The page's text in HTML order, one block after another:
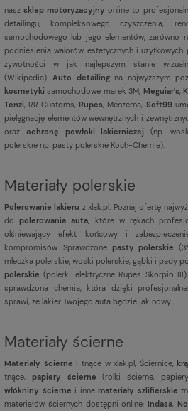
naszsklep motoryzacyjny online to
detailingu, kompleksowego czyszczenia,
samochodowego lub jego elementów, zarówno
podniesienia walorów estetycznych i użytkowych
żywotności w jak najlepszym stanie
(Wikipedia). Auto detailingna najwyższym
kosmetykisamochodowe marek 3M, Meguiar's
Tenzi , RR Customs, Rupes , Menzerna, Soft99
pielęgnację elementów wewnętrznych i
oraz ochronę powłoki lakierniczej (np.
polerskie np. pasty polerskie Koch-Chemie).
Materiały polerskie
Polerowanie lakieru z xlak.pl. Poznaj ofertę
dopolerowania auta , które w rękach
olśniewający efekt końcowy i
kompromisów. Sprawdzone pasty polerskie
mleczka polerskie, woski polerskie, gąbki i pady
polerskie (polerki elektryczne Rupes Skorpio III).
sprawdzona chemia, która dzięki
sprawi, że lakier Twojego auta będzie jak nowy.
Materiały ścierne
Materiały ścierne i tnące w xlak.pl, Ściernice,
tnące, papiery ścierne (rolki ścierne,
włókniny ścierne i inne materiały szlifierskie
materiałów ściernych dostępni online: Indasa